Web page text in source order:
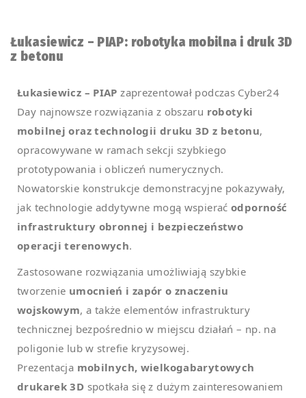
Łukasiewicz – PIAP: robotyka mobilna i druk 3D
z betonu
Łukasiewicz – PIAP zaprezentował podczas Cyber24
Day najnowsze rozwiązania z obszaru robotyki
mobilnej oraz technologii druku 3D z betonu,
opracowywane w ramach sekcji szybkiego
prototypowania i obliczeń numerycznych.
Nowatorskie konstrukcje demonstracyjne pokazywały,
jak technologie addytywne mogą wspierać odporność
infrastruktury obronnej i bezpieczeństwo
operacji terenowych.
Zastosowane rozwiązania umożliwiają szybkie
tworzenie umocnień i zapór o znaczeniu
wojskowym, a także elementów infrastruktury
technicznej bezpośrednio w miejscu działań – np. na
poligonie lub w strefie kryzysowej.
Prezentacja mobilnych, wielkogabarytowych
drukarek 3D spotkała się z dużym zainteresowaniem